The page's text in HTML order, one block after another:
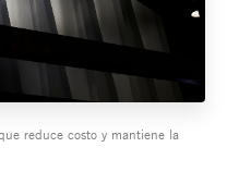
reduce costo y mantiene la